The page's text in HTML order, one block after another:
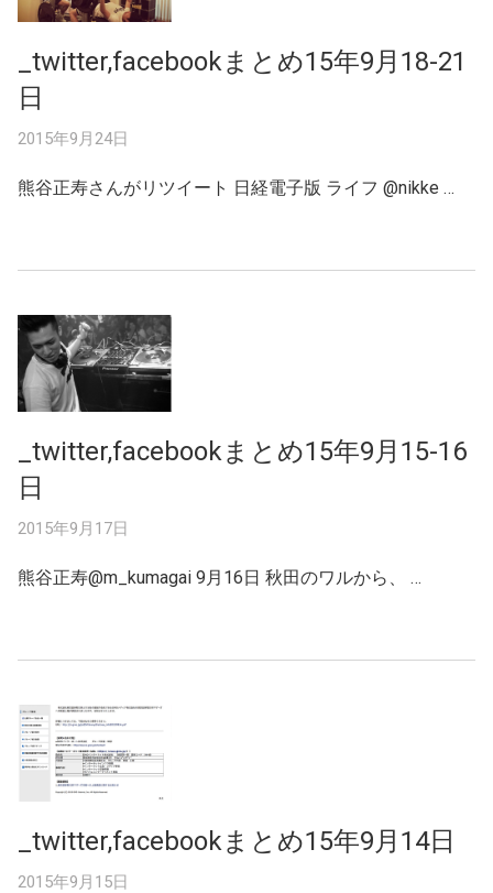
_twitter,facebookまとめ15年9月18-21
日
2015年9月24日
熊谷正寿さんがリツイート 日経電子版 ライフ ‏@nikke …
_twitter,facebookまとめ15年9月15-16
日
2015年9月17日
熊谷正寿‏@m_kumagai 9月16日 秋田のワルから、 …
_twitter,facebookまとめ15年9月14日
2015年9月15日